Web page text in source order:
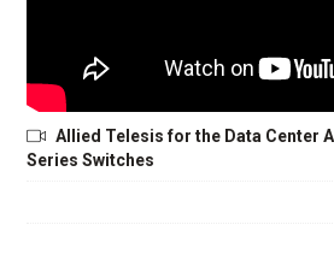
Allied Telesis for the Data Center
Series Switches